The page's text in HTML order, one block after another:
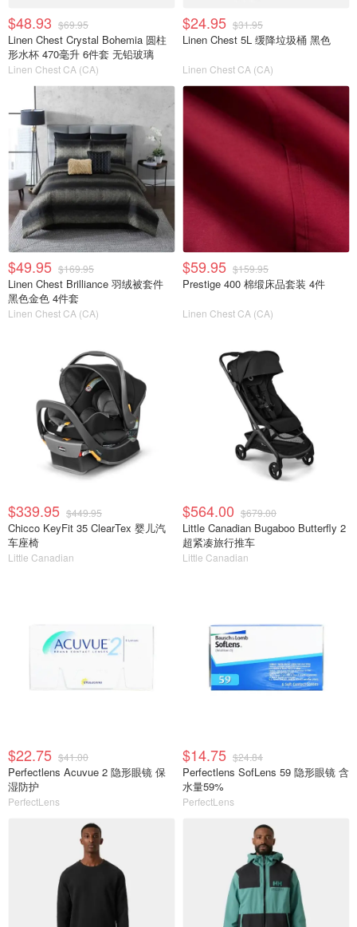
$48.93 $69.95
Linen Chest Crystal Bohemia 圆柱
形水杯 470毫升 6件套 无铅玻璃
Linen Chest CA (CA)
$24.95 $31.95
Linen Chest 5L 缓降垃圾桶 黑色
Linen Chest CA (CA)
$49.95 $169.95
Linen Chest Brilliance 羽绒被套件
黑色金色 4件套
Linen Chest CA (CA)
$59.95 $159.95
Prestige 400 棉缎床品套装 4件
Linen Chest CA (CA)
$339.95 $449.95
Chicco KeyFit 35 ClearTex 婴儿汽
车座椅
Little Canadian
$564.00 $679.00
Little Canadian Bugaboo Butterfly 2
超紧凑旅行推车
Little Canadian
$22.75 $41.00
Perfectlens Acuvue 2 隐形眼镜 保
湿防护
PerfectLens
$14.75 $24.84
Perfectlens SofLens 59 隐形眼镜 含
水量59%
PerfectLens